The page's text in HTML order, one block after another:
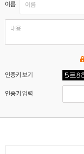
이름
인증키 보기
인증키 입력